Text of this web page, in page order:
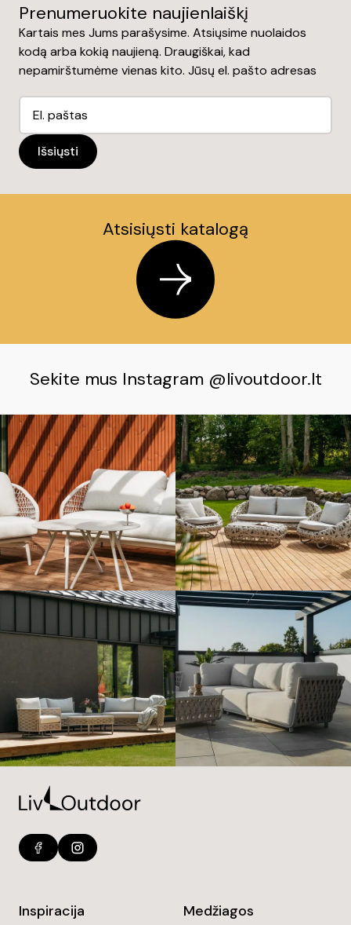
Prenumeruokite naujienlaiškį
Kartais mes Jums parašysime. Atsiųsime nuolaidos
kodą arba kokią naujieną. Draugiškai, kad
nepamirštumėme vienas kito. Jūsų el. pašto adresas
Atsisiųsti katalogą
Sekite mus Instagram @livoutdoor.lt
Inspiracija Medžiagos